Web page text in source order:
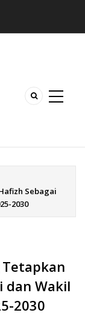
Sebagai
2030
Tetapkan
dan Wakil
2030